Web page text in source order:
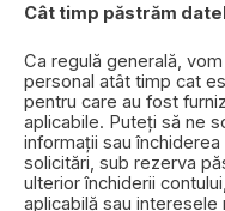
Cât timp păstrăm
Ca regulă generală,
personal atât timp cat
pentru care au fost
aplicabile. Puteți să ne
informații sau
solicitări, sub rezerva
ulterior închiderii
aplicabilă sau